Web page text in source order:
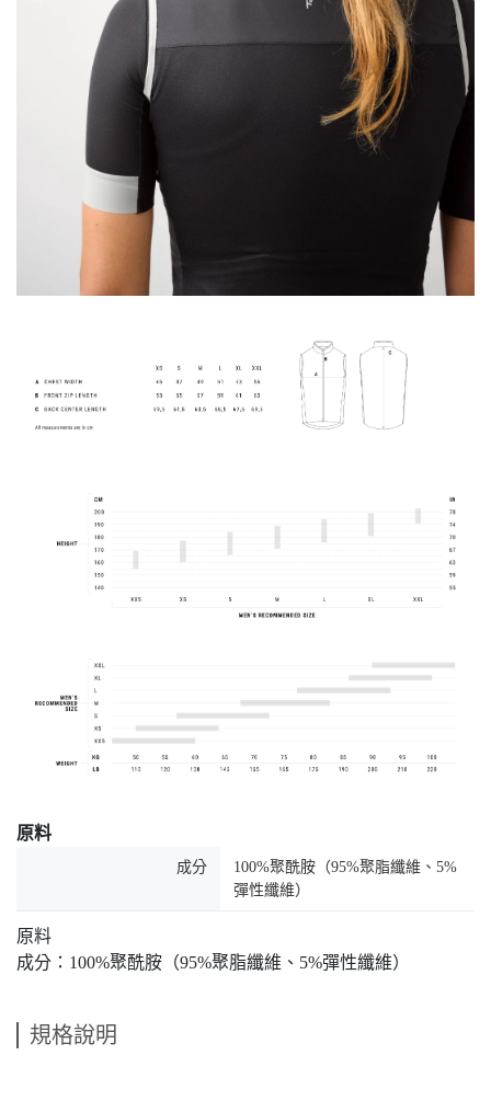
原料
成分
100%聚酰胺（95%聚脂纖維、5%
彈性纖維）
原料
成分：100%聚酰胺（95%聚脂纖維、5%彈性纖維）
規格說明